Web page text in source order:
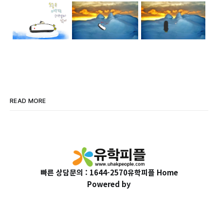
READ MORE
빠른 상담문의 : 1644-2570유학피플 Home
Powered by